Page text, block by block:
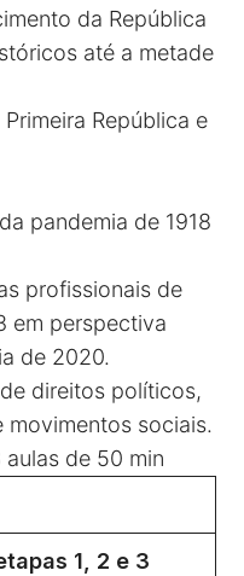
da República
até a metade
Primeira República e
pandemia de 1918
profissionais de
em perspectiva
de 2020.
direitos políticos,
movimentos sociais.
aulas de 50 min
1, 2 e 3